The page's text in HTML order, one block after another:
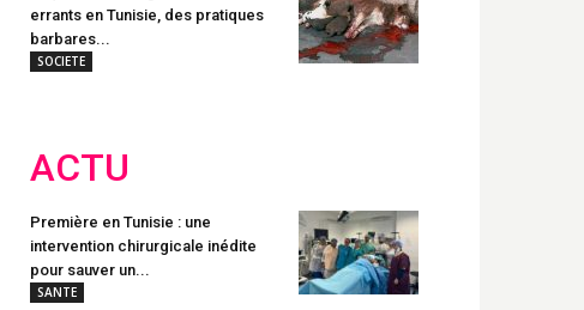
errants en Tunisie, des pratiques
barbares...
SOCIETE
ACTU
Première en Tunisie : une
intervention chirurgicale inédite
pour sauver un...
SANTE